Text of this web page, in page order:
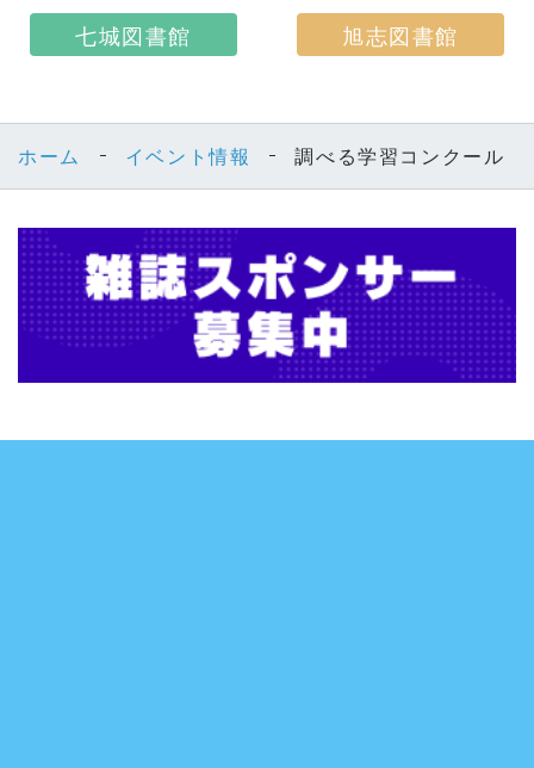
七城図書館 旭志図書館
ホーム イベント情報 調べる学習コンクール